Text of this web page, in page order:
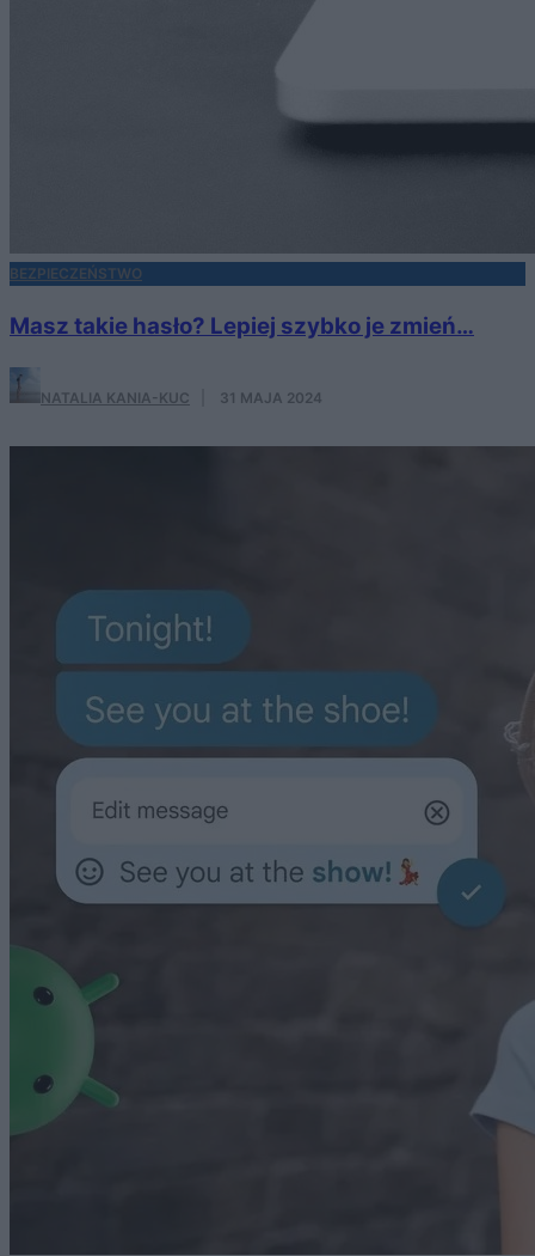
BEZPIECZEŃSTWO
Masz takie hasło? Lepiej szybko je zmień…
NATALIA KANIA-KUC 31 MAJA 2024